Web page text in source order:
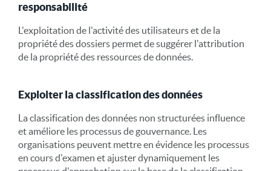
responsabilité
L'exploitation de l'activité des utilisateurs et de la
propriété des dossiers permet de suggérer l'attribution
de la propriété des ressources de données.
Exploiter la classification des données
La classification des données non structurées influence
et améliore les processus de gouvernance. Les
organisations peuvent mettre en évidence les processus
en cours d'examen et ajuster dynamiquement les